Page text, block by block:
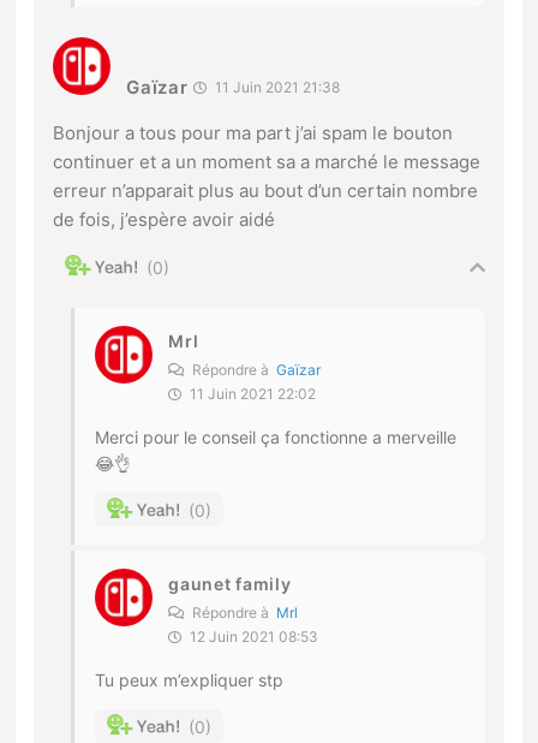
Gaïzar 11 Juin 2021 21:38
Bonjour a tous pour ma part j’ai spam le bouton
continuer et a un moment sa a marché le message
erreur n’apparait plus au bout d’un certain nombre
de fois, j’espère avoir aidé
0
Mrl
Répondre àGaïzar
11 Juin 2021 22:02
Merci pour le conseil ça fonctionne a merveille
😂👌
0
gaunet family
Répondre à Mrl
12 Juin 2021 08:53
Tu peux m’expliquer stp
0